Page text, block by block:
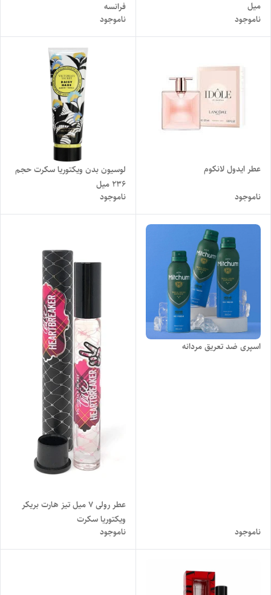
میل
ناموجود
فرانسه
ناموجود
عطر ایدول لانکوم
ناموجود
لوسیون بدن ویکتوریا سکرت حجم
۲۳۶ میل
ناموجود
اسپری ضد تعریق مردانه
ناموجود
عطر رولی ۷ میل تیز هارت بریکر
ویکتوریا سکرت
ناموجود